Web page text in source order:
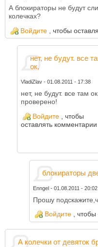
А блокираторы не будут
колечках?
Войдите
, чтобы
нет, не будут. все
ок,
VladiZlav- 01.08.2011 - 17:38
нет, не будут. все там
проверено!
Войдите
, чтобы
оставлять комментарии
блокираторы
Enngel - 01.08.2011 - 20:02
Прошу
Войдите , чтобы
А колечки от девяток